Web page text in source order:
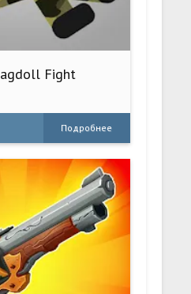
Fight
Подробнее